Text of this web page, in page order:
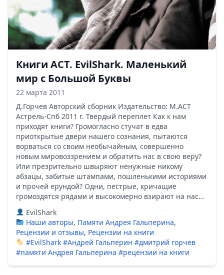
Книги АСТ. EvilShark. Маленький
мир с Большой Буквы
22 марта 2011
Д.Горчев Авторский сборник Издательство: М.АСТ
Астрель-Спб 2011 г. Твердый переплет Как к нам
приходят книги? Громогласно стучат в едва
приоткрытые двери нашего сознания, пытаются
ворваться со своим необычайным, совершенно
новым мировоззрением и обратить нас в свою веру?
Или презрительно швыряют ненужные никому
абзацы, забитые штампами, пошленькими историями
и прочей ерундой? Одни, пестрые, кричащие
громоздятся рядами и высокомерно взирают на нас…
EvilShark
Наши авторы, Памяти Андрея Гальперина,
Рецензии и отзывы, Рецензии на книги
#EvilShark #Андрей Гальперин #дмитрий горчев
#памяти Андрея Гальперина #рецензии на книги